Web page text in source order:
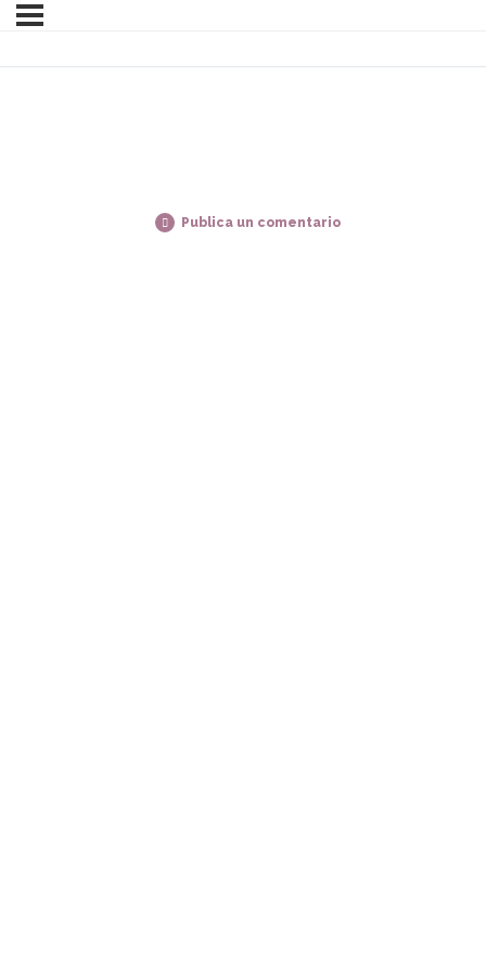
Publica un comentario